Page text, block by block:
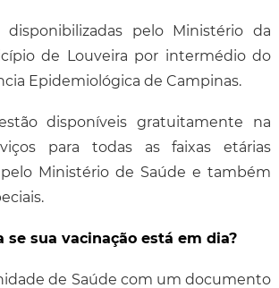
disponibilizadas pelo Ministério da
de Louveira por intermédio do
Epidemiológica de Campinas.
disponíveis gratuitamente na
para todas as faixas etárias
Ministério de Saúde e também
se sua vacinação está em dia?
de Saúde com um documento